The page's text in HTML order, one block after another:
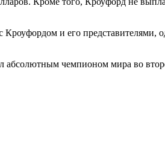
и его
чемпионом мира во